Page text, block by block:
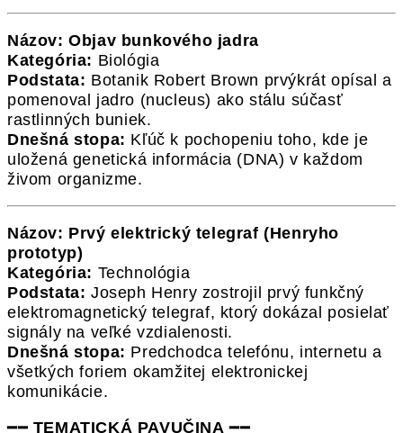
Názov: Objav bunkového jadra
Kategória: Biológia
Podstata: Botanik Robert Brown prvýkrát opísal a
pomenoval jadro (nucleus) ako stálu súčasť
rastlinných buniek.
Dnešná stopa: Kľúč k pochopeniu toho, kde je
uložená genetická informácia (DNA) v každom
živom organizme.
Názov: Prvý elektrický telegraf (Henryho
prototyp)
Kategória: Technológia
Podstata: Joseph Henry zostrojil prvý funkčný
elektromagnetický telegraf, ktorý dokázal posielať
signály na veľké vzdialenosti.
Dnešná stopa: Predchodca telefónu, internetu a
všetkých foriem okamžitej elektronickej
komunikácie.
━━ TEMATICKÁ PAVUČINA ━━